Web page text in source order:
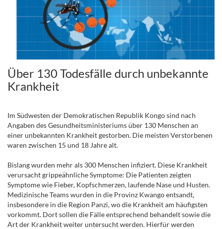
Über 130 Todesfälle durch unbekannte
Krankheit
Im Südwesten der Demokratischen Republik Kongo sind nach
Angaben des Gesundheitsministeriums über 130 Menschen an
einer unbekannten Krankheit gestorben. Die meisten Verstorbenen
waren zwischen 15 und 18 Jahre alt.
Bislang wurden mehr als 300 Menschen infiziert. Diese Krankheit
verursacht grippeähnliche Symptome: Die Patienten zeigten
Symptome wie Fieber, Kopfschmerzen, laufende Nase und Husten.
Medizinische Teams wurden in die Provinz Kwango entsandt,
insbesondere in die Region Panzi, wo die Krankheit am häufigsten
vorkommt. Dort sollen die Fälle entsprechend behandelt sowie die
Art der Krankheit weiter untersucht werden. Hierfür werden